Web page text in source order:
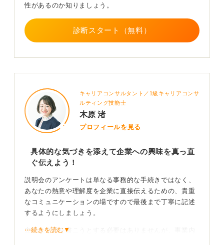
0
性があるのか知りましょう。
診断スタート（無料）
キャリアコンサルタント／1級キャリアコンサ
ルティング技能士
木原 渚
プロフィールを見る
具体的な気づきを添えて企業への興味を真っ直
ぐ伝えよう！
説明会のアンケートは単なる事務的な手続きではなく、
あなたの熱意や理解度を企業に直接伝えるための、貴重
なコミュニケーションの場ですので最後まで丁寧に記述
するようにしましょう。
立派な文章を書こうとする必要はありませんが、事業内
⋯続きを読む▼